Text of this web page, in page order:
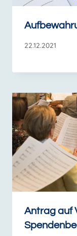
22.12.2021
Antrag auf